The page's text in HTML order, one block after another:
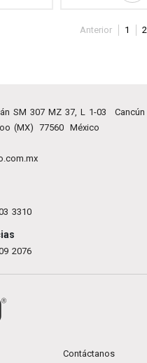
Anterior 1 2
SM 307 MZ 37, L 1-03
Cancún
(MX)
77560 México
3310
2076
Contáctanos